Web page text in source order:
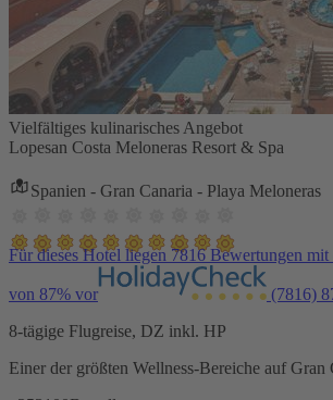
Vielfältiges kulinarisches Angebot
Lopesan Costa Meloneras Resort & Spa
Spanien - Gran Canaria - Playa Meloneras
Für dieses Hotel liegen 7816 Bewertungen
von 87% vor (7816)
8-tägige Flugreise, DZ inkl. HP
Einer der größten Wellness-Bereiche auf Gran